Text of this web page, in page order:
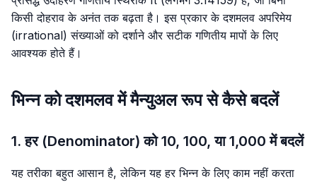
किसी दोहराव के अनंत तक बढ़ता है। इस प्रकार के दशमलव अपरिमेय
(irrational) संख्याओं को दर्शाने और सटीक गणितीय मापों के लिए
आवश्यक होते हैं।
भिन्न को दशमलव में मैन्युअल रूप से कैसे बदलें
1. हर (Denominator) को 10, 100, या 1,000 में बदलें
यह तरीका बहुत आसान है, लेकिन यह हर भिन्न के लिए काम नहीं करता